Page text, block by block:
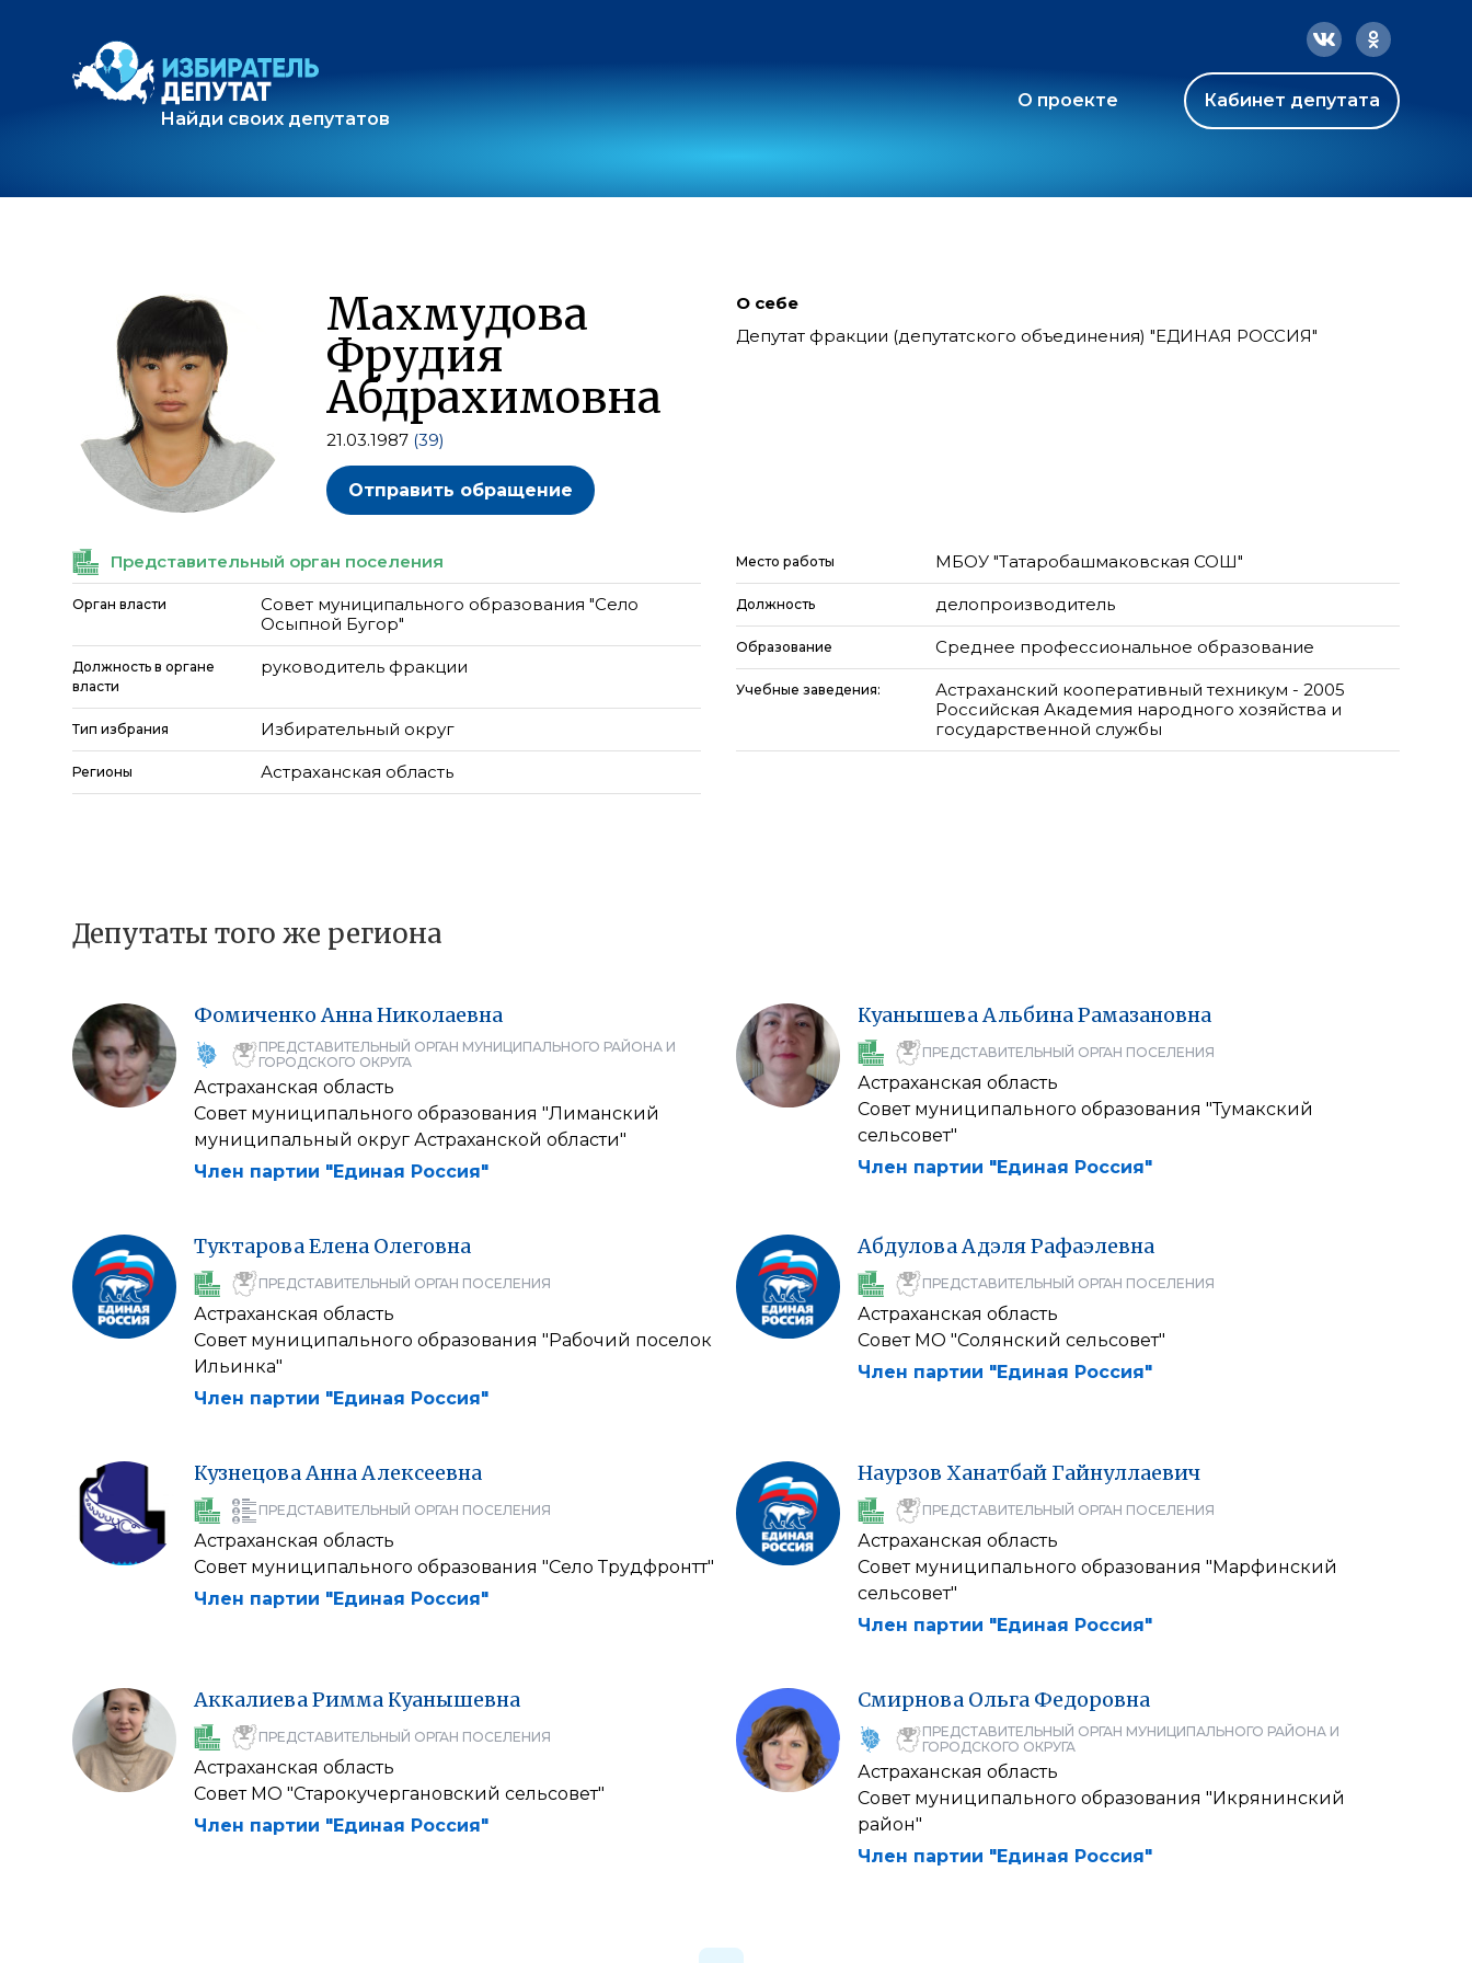
Найди своих депутатов
О проекте Кабинет депутата
Махмудова
Фрудия
Абдрахимовна
21.03.1987 (39)
Отправить обращение
О себе
Депутат фракции (депутатского объединения) "ЕДИНАЯ РОССИЯ"
Представительный орган поселения
Орган власти
Совет муниципального образования "Село
Осыпной Бугор"
Должность в органе
власти
руководитель фракции
Тип избрания Избирательный округ
Регионы Астраханская область
Место работы МБОУ "Татаробашмаковская СОШ"
Должность делопроизводитель
Образование Среднее профессиональное образование
Учебные заведения:
Астраханский кооперативный техникум - 2005
Российская Академия народного хозяйства и
государственной службы
Депутаты того же региона
Фомиченко АннаНиколаевна
ПРЕДСТАВИТЕЛЬНЫЙ ОРГАН МУНИЦИПАЛЬНОГО РАЙОНА И
ГОРОДСКОГО ОКРУГА
Астраханская область
Совет муниципального образования "Лиманский
муниципальный округ Астраханской области"
Член партии "Единая Россия"
КуанышеваАльбинаРамазановна
ПРЕДСТАВИТЕЛЬНЫЙ ОРГАН ПОСЕЛЕНИЯ
Астраханская область
Совет муниципального образования "Тумакский
сельсовет"
Член партии "Единая Россия"
ТуктароваЕлена Олеговна
ПРЕДСТАВИТЕЛЬНЫЙ ОРГАН ПОСЕЛЕНИЯ
Астраханская область
Совет муниципального образования "Рабочий поселок
Ильинка"
Член партии "Единая Россия"
АбдуловаАдэляРафаэлевна
ПРЕДСТАВИТЕЛЬНЫЙ ОРГАН ПОСЕЛЕНИЯ
Астраханская область
Совет МО "Солянский сельсовет"
Член партии "Единая Россия"
КузнецоваАннаАлексеевна
ПРЕДСТАВИТЕЛЬНЫЙ ОРГАН ПОСЕЛЕНИЯ
Астраханская область
Совет муниципального образования "Село Трудфронтт"
Член партии "Единая Россия"
Наурзов Ханатбай Гайнуллаевич
ПРЕДСТАВИТЕЛЬНЫЙ ОРГАН ПОСЕЛЕНИЯ
Астраханская область
Совет муниципального образования "Марфинский
сельсовет"
Член партии "Единая Россия"
АккалиеваРимма Куанышевна
ПРЕДСТАВИТЕЛЬНЫЙ ОРГАН ПОСЕЛЕНИЯ
Астраханская область
Совет МО "Старокучергановский сельсовет"
Член партии "Единая Россия"
Смирнова Ольга Федоровна
ПРЕДСТАВИТЕЛЬНЫЙ ОРГАН МУНИЦИПАЛЬНОГО РАЙОНА И
ГОРОДСКОГО ОКРУГА
Астраханская область
Совет муниципального образования "Икрянинский
район"
Член партии "Единая Россия"